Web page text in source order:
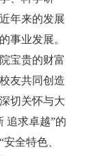
年来的发展
事业发展。
宝贵的财富
友共同创造
切关怀与大
追求卓越”的
全特色、